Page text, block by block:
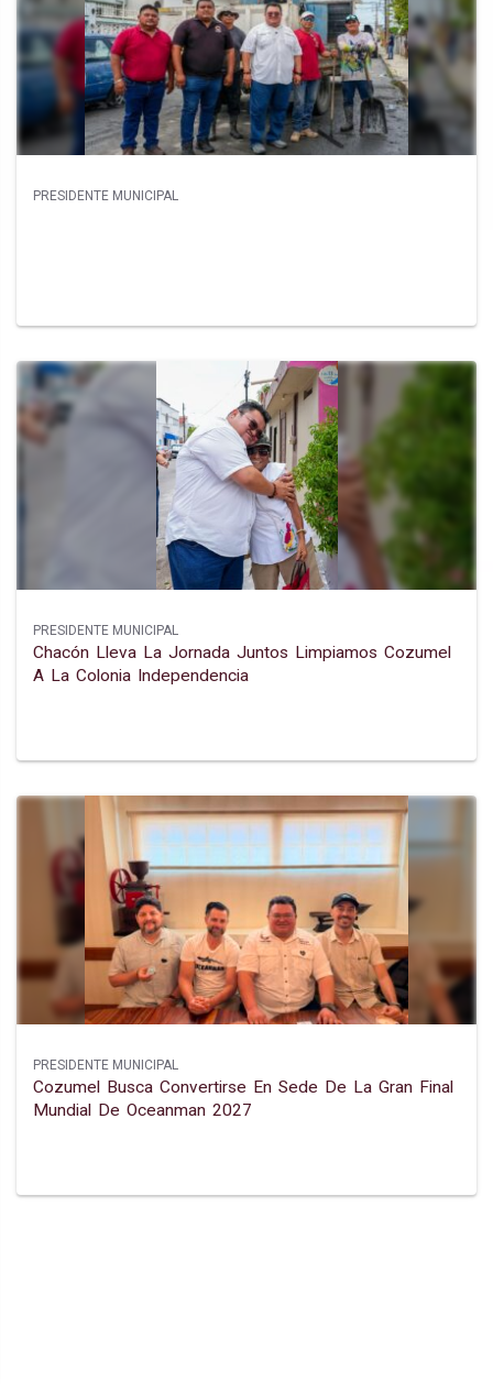
PRESIDENTE MUNICIPAL
PRESIDENTE MUNICIPAL
Chacón Lleva La Jornada Juntos Limpiamos Cozumel
A La Colonia Independencia
PRESIDENTE MUNICIPAL
Cozumel Busca Convertirse En Sede De La Gran Final
Mundial De Oceanman 2027